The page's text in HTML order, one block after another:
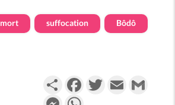
mort suffocation Bôdô
PartagerFacebookTwitterEmail
Messenger